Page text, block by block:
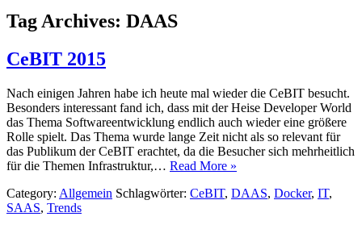
Tag Archives: DAAS
CeBIT 2015
Nach einigen Jahren habe ich heute mal wieder die CeBIT besucht.
Besonders interessant fand ich, dass mit der Heise Developer World
das Thema Softwareentwicklung endlich auch wieder eine größere
Rolle spielt. Das Thema wurde lange Zeit nicht als so relevant für
das Publikum der CeBIT erachtet, da die Besucher sich mehrheitlich
für die Themen Infrastruktur,… Read More »
Category: Allgemein Schlagwörter: CeBIT, DAAS, Docker, IT,
SAAS, Trends